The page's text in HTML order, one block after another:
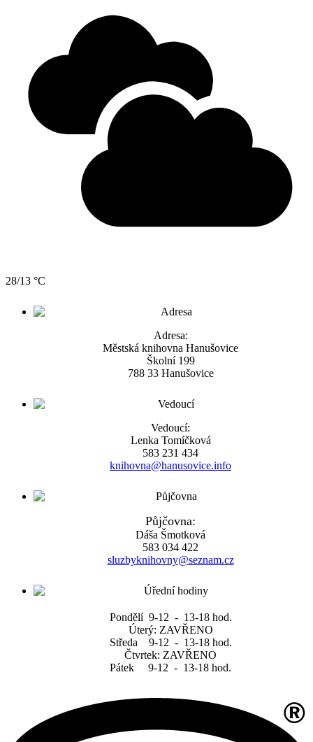
28/13 °C
Adresa:
Městská knihovna Hanušovice
Školní 199
788 33 Hanušovice
Vedoucí:
Lenka Tomíčková
583 231 434
knihovna@hanusovice.info
Půjčovna:
Dáša Šmotková
583 034 422
sluzbyknihovny@seznam.cz
Pondělí 9-12 - 13-18 hod.
Úterý: ZAVŘENO
Středa 9-12 - 13-18 hod.
Čtvrtek: ZAVŘENO
Pátek 9-12 - 13-18 hod.